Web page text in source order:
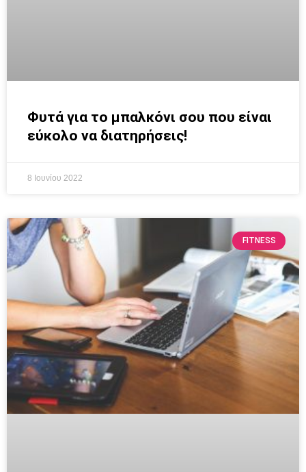
Φυτά για το μπαλκόνι σου που είναι
εύκολο να διατηρήσεις!
8 Ιουνίου 2022
FITNESS